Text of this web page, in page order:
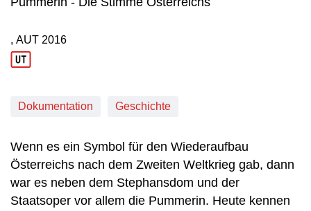
Produktionsland: AUT
, AUT
Produktionsjahr: 2016
2016
Dokumentation Geschichte
Wenn es ein Symbol für den Wiederaufbau
Österreichs nach dem Zweiten Weltkrieg gab, dann
war es neben dem Stephansdom und der
Staatsoper vor allem die Pummerin. Heute kennen